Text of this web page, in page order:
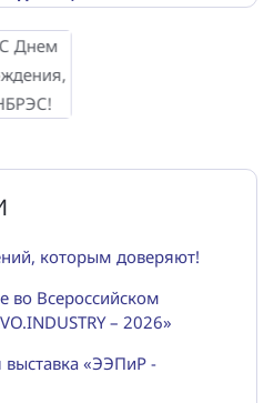
которым доверяют!
во Всероссийском
– 2026»
выставка «ЭЭПиР -